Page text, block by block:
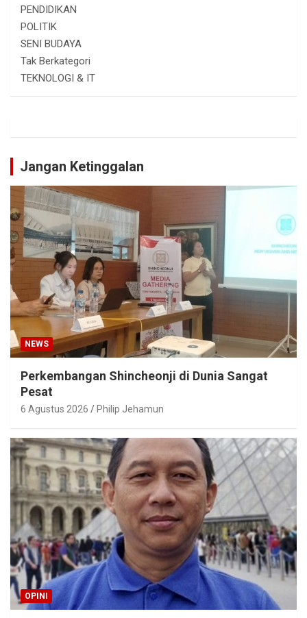
PENDIDIKAN
POLITIK
SENI BUDAYA
Tak Berkategori
TEKNOLOGI & IT
Jangan Ketinggalan
NEWS
Perkembangan Shincheonji di Dunia Sangat
Pesat
6 Agustus 2026 Philip Jehamun
OPINI